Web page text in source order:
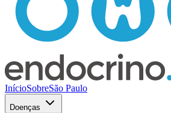
InícioSobreSão Paulo
Doenças